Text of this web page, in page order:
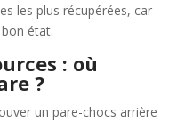
les plus récupérées, car
état.
: où
?
un pare-chocs arrière